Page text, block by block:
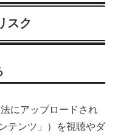
スク
にアップロードされ
テンツ」）を視聴やダ